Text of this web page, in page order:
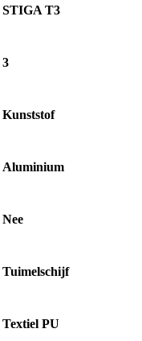
STIGA T3
3
Kunststof
Aluminium
Nee
Tuimelschijf
Textiel PU